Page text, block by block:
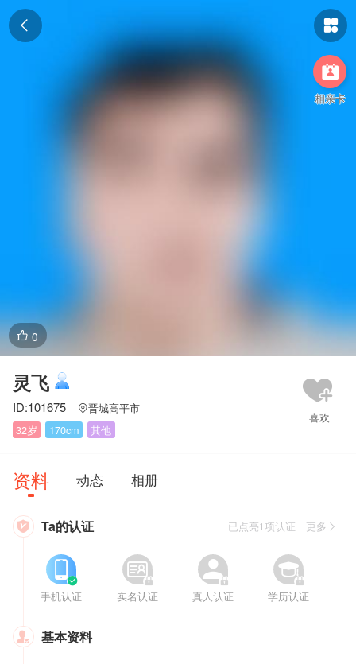
 

相亲卡
 0
灵飞
ID:101675 晋城高平市
32岁
170cm 其他
资料 动态 相册
 Ta的认证 已点亮1项认证 更多

手机认证


实名认证


真人认证


学历认证
 基本资料